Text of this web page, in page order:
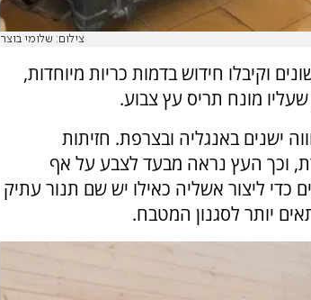
צילום: שלומי בוצר
וקיבלו חידוש בדמות כריות מיוחדות,
מונח תריס עץ צבוע.
ישנים באנגליה ובצרפת. חזיתות
וכך העץ נראה מבעד לצבע על אף
כדי ליצור אשליה כאילו יש שם תנור עתיק
יותר לסגנון המטבח.